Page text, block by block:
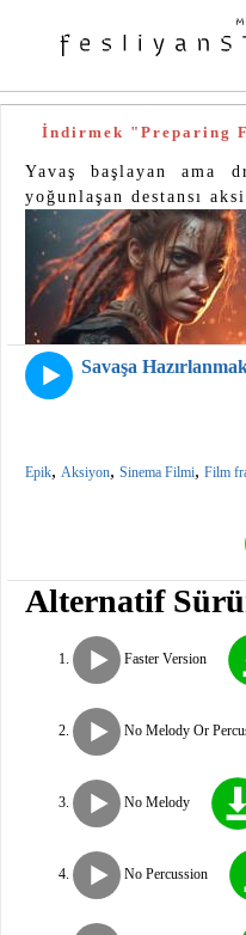
İndirmek "Preparing
Yavaş başlayan ama
yoğunlaşan destansı
Savaşa
Epik, Aksiyon, Sinema Filmi, Film
Alternatif
Faster Version
No Melody Or
No Melody
No Percussion